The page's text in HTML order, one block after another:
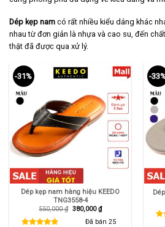
Dép kẹp nam có rất nhiều kiểu dáng khác
nhau từ đơn giản là nhựa và cao su, đến
thật đã được qua xử lý.
-31%
Dép kẹp nam hàng hiệu KEEDO
TNG3558-4
550,000₫ Giá
380,000₫Giá
hiện
tại
Đã bán 25
-